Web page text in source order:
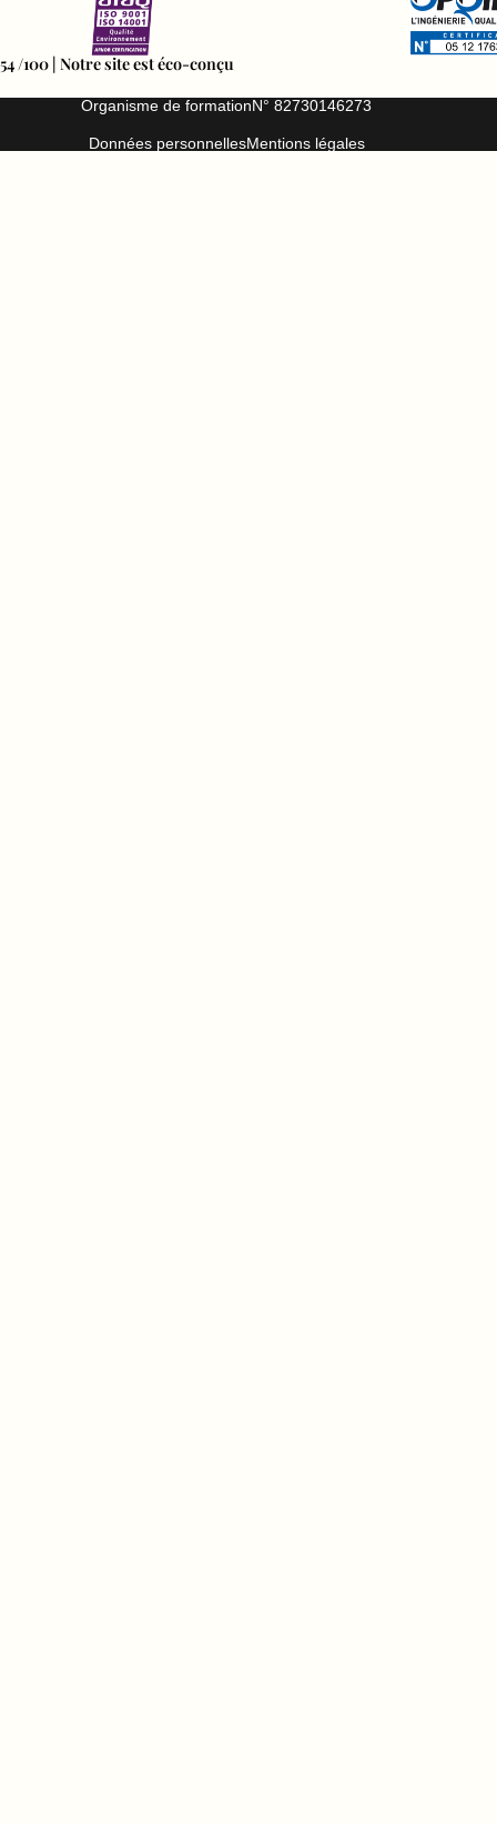
54 /100 | Notre site est éco-conçu
Organisme de formationN° 82730146273
Données personnellesMentions légales